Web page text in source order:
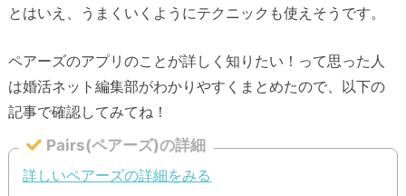
とはいえ、うまくいくようにテクニックも使えそうです。
ペアーズのアプリのことが詳しく知りたい！って思った人
は婚活ネット編集部がわかりやすくまとめたので、以下の
記事で確認してみてね！
Pairs(ペアーズ)の詳細
詳しいペアーズの詳細をみる